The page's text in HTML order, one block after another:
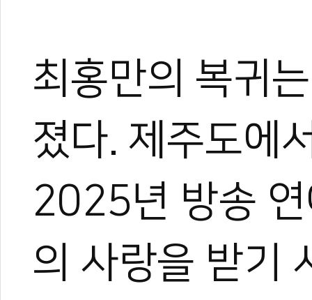
최홍만의 복귀
졌다. 제주도에
2025년 방송
의 사랑을 받기